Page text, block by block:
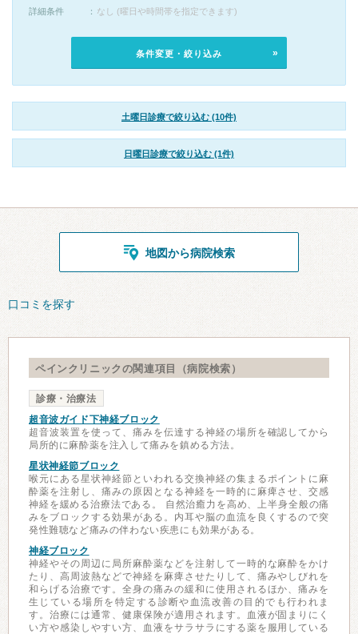
詳細条件 なし (曜日や時間帯を指定できます)
条件変更・絞り込み
土曜日診療で絞り込む (10件)
日曜日診療で絞り込む (1件)
地図から病院検索
口コミを探す
ペインクリニックの関連項目（病院検索）
診療・治療法
超音波ガイド下神経ブロック
超音波装置を使って、痛みを伝達する神経の場所を確認してから
局所的に麻酔薬を注入して痛みを鎮める方法。
星状神経節ブロック
喉元にある星状神経節といわれる交換神経の集まるポイントに麻
酔薬を注射し、痛みの原因となる神経を一時的に麻痺させ、交感
神経を緩める治療法である。 自然治癒力を高め、上半身全般の痛
みをブロックする効果がある。内耳や脳の血流を良くするので突
発性難聴など痛みの伴わない疾患にも効果がある。
神経ブロック
神経やその周辺に局所麻酔薬などを注射して一時的な麻酔をかけ
たり、高周波熱などで神経を麻痺させたりして、痛みやしびれを
和らげる治療です。全身の痛みの緩和に使用されるほか、痛みを
生じている場所を特定する診断や血流改善の目的でも行われま
す。治療には通常、健康保険が適用されます。血液が固まりにく
い方や感染しやすい方、血液をサラサラにする薬を服用している